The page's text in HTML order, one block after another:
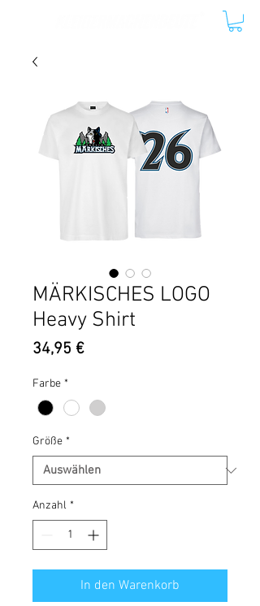
MÄRKISCHES LOGO
Heavy Shirt
34,95 €Preis
Farbe *
Größe *
Anzahl *
In den Warenkorb